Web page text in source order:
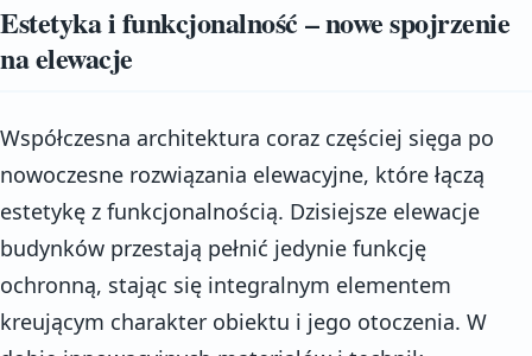
Estetyka i funkcjonalność – nowe spojrzenie
na elewacje
Współczesna architektura coraz częściej sięga po
nowoczesne rozwiązania elewacyjne, które łączą
estetykę z funkcjonalnością. Dzisiejsze elewacje
budynków przestają pełnić jedynie funkcję
ochronną, stając się integralnym elementem
kreującym charakter obiektu i jego otoczenia. W